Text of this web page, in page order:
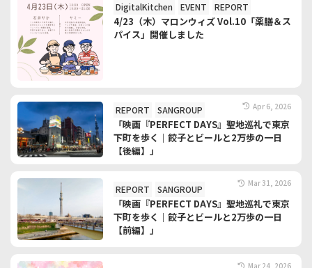
DigitalKitchen EVENT REPORT
4/23（木）マロンウィズ Vol.10「薬膳＆ス
パイス」開催しました
Apr 6, 2026
REPORT SANGROUP
「映画『PERFECT DAYS』聖地巡礼で東京
下町を歩く｜餃子とビールと2万歩の一日
【後編】」
Mar 31, 2026
REPORT SANGROUP
「映画『PERFECT DAYS』聖地巡礼で東京
下町を歩く｜餃子とビールと2万歩の一日
【前編】」
Mar 24, 2026